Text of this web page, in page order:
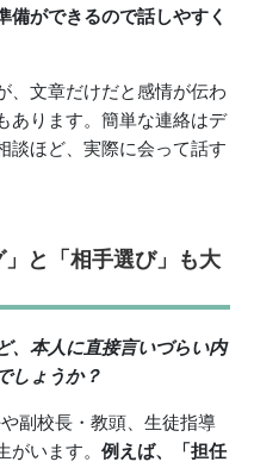
備ができるので話しやすく
、文章だけだと感情が伝わ
あります。簡単な連絡はデ
談ほど、実際に会って話す
と「相手選び」も大
本人に直接言いづらい内
しょうか？
副校長・教頭、生徒指導
います。 例えば、「担任